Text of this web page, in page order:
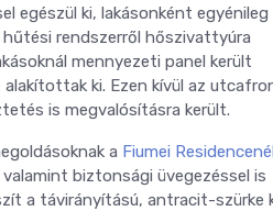
egészül ki, lakásonként egyénileg
rendszerről hőszivattyúra
mennyezeti panel került
ki. Ezen kívül az
is megvalósításra került.
a Fiumei
biztonsági üvegezéssel is
a távirányítású, antracit-szürke